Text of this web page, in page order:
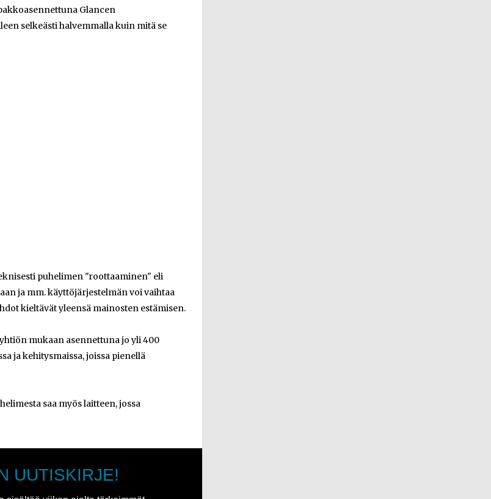
Glancen
selkeästi halvemmalla kuin mitä se
puhelimen "roottaaminen" eli
ja mm. käyttöjärjestelmän voi vaihtaa
kieltävät yleensä mainosten estämisen.
mukaan asennettuna jo yli 400
ja kehitysmaissa, joissa pienellä
saa myös laitteen, jossa
UUTISKIRJE!